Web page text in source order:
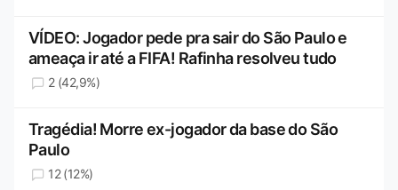
VÍDEO: Jogador pede pra sair do São Paulo e
ameaça ir até a FIFA! Rafinha resolveu tudo
2 (42,9%)
Tragédia! Morre ex-jogador da base do São
Paulo
12 (12%)